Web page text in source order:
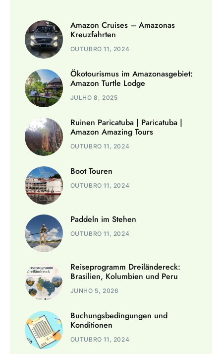
Amazon Cruises – Amazonas
Kreuzfahrten
OUTUBRO 11, 2024
Ökotourismus im Amazonasgebiet:
Amazon Turtle Lodge
JULHO 8, 2025
Ruinen Paricatuba | Paricatuba |
Amazon Amazing Tours
OUTUBRO 11, 2024
Boot Touren
OUTUBRO 11, 2024
Paddeln im Stehen
OUTUBRO 11, 2024
Reiseprogramm Dreiländereck:
Brasilien, Kolumbien und Peru
JUNHO 5, 2026
Buchungsbedingungen und
Konditionen
OUTUBRO 11, 2024